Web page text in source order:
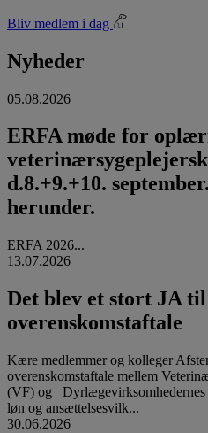
Bliv medlem i dag
Nyheder
05.08.2026
ERFA møde for
d.8.+9.+10.
herunder.
ERFA 2026...
13.07.2026
Det blev et stort JA til
overenskomstaftale
Kære medlemmer og kolleger
overenskomstaftale mellem
(VF) og
løn og ansættelsesvilk...
30.06.2026